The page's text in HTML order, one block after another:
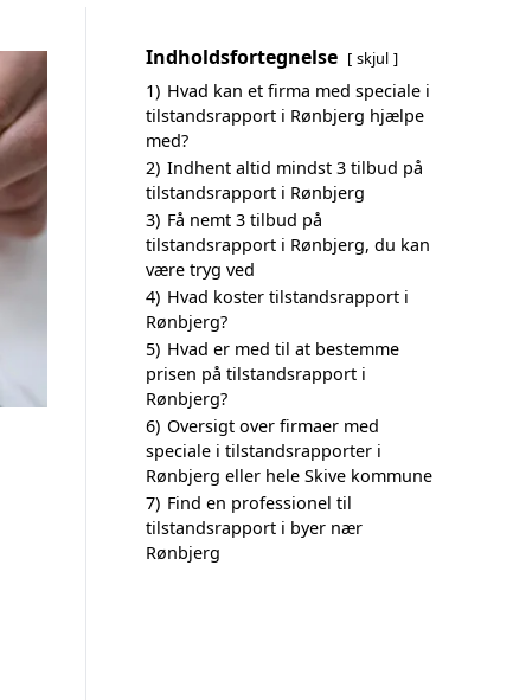
Indholdsfortegnelse skjul
1) Hvad kan et firma med speciale i
tilstandsrapport i Rønbjerg hjælpe
med?
2) Indhent altid mindst 3 tilbud på
tilstandsrapport i Rønbjerg
3) Få nemt 3 tilbud på
tilstandsrapport i Rønbjerg, du kan
være tryg ved
4) Hvad koster tilstandsrapport i
Rønbjerg?
5) Hvad er med til at bestemme
prisen på tilstandsrapport i
Rønbjerg?
6) Oversigt over firmaer med
speciale i tilstandsrapporter i
Rønbjerg eller hele Skive kommune
7) Find en professionel til
tilstandsrapport i byer nær
Rønbjerg